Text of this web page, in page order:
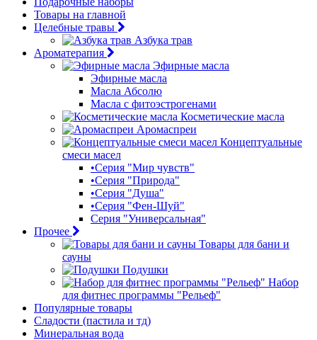
Товары на главной
Целебные травы
Азбука трав
Ароматерапия
Эфирные масла
Эфирные масла
Масла Абсолю
Масла с фитоэстрогенами
Косметические масла
Аромаспреи
Концептуальные
смеси масел
•Серия "Мир чувств"
•Серия "Природа"
•Серия "Душа"
•Серия "Фен-Шуй"
Серия "Универсальная"
Прочее
Товары для бани и
сауны
Подушки
Набор
для фитнес программы "Рельеф"
Популярные товары
Сладости (пастила и тд)
Минеральная вода